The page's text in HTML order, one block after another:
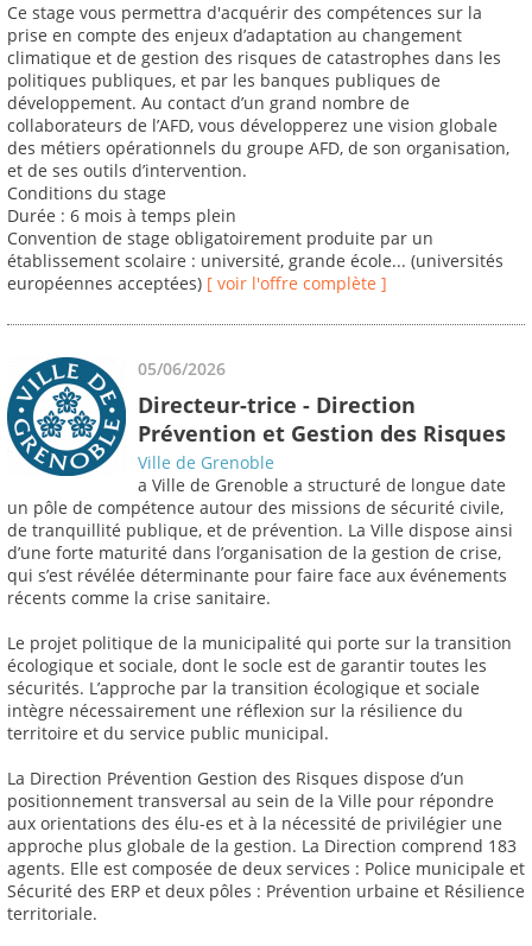
Ce stage vous permettra d'acquérir des compétences sur la
prise en compte des enjeux d’adaptation au changement
climatique et de gestion des risques de catastrophes dans les
politiques publiques, et par les banques publiques de
développement. Au contact d’un grand nombre de
collaborateurs de l’AFD, vous développerez une vision globale
des métiers opérationnels du groupe AFD, de son organisation,
et de ses outils d’intervention.
Conditions du stage
Durée : 6 mois à temps plein
Convention de stage obligatoirement produite par un
établissement scolaire : université, grande école... (universités
européennes acceptées) [ voir l'offre complète ]
05/06/2026
Directeur-trice - Direction
Prévention et Gestion des Risques
Ville de Grenoble
a Ville de Grenoble a structuré de longue date
un pôle de compétence autour des missions de sécurité civile,
de tranquillité publique, et de prévention. La Ville dispose ainsi
d’une forte maturité dans l’organisation de la gestion de crise,
qui s’est révélée déterminante pour faire face aux événements
récents comme la crise sanitaire.
Le projet politique de la municipalité qui porte sur la transition
écologique et sociale, dont le socle est de garantir toutes les
sécurités. L’approche par la transition écologique et sociale
intègre nécessairement une réflexion sur la résilience du
territoire et du service public municipal.
La Direction Prévention Gestion des Risques dispose d’un
positionnement transversal au sein de la Ville pour répondre
aux orientations des élu-es et à la nécessité de privilégier une
approche plus globale de la gestion. La Direction comprend 183
agents. Elle est composée de deux services : Police municipale et
Sécurité des ERP et deux pôles : Prévention urbaine et Résilience
territoriale.